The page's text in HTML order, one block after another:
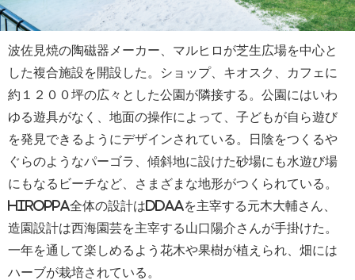
波佐見焼の陶磁器メーカー、マルヒロが芝生広場を中心と
した複合施設を開設した。ショップ、キオスク、カフェに
約１２００坪の広々とした公園が隣接する。公園にはいわ
ゆる遊具がなく、地面の操作によって、子どもが自ら遊び
を発見できるようにデザインされている。日陰をつくるや
ぐらのようなパーゴラ、傾斜地に設けた砂場にも水遊び場
にもなるビーチなど、さまざまな地形がつくられている。
HIROPPA全体の設計はDDAAを主宰する元木大輔さん、
造園設計は西海園芸を主宰する山口陽介さんが手掛けた。
一年を通して楽しめるよう花木や果樹が植えられ、畑には
ハーブが栽培されている。